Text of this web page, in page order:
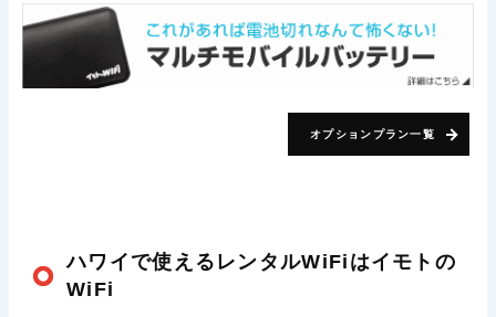
オプションプラン一覧
ハワイで使えるレンタルWiFiはイモトの
WiFi